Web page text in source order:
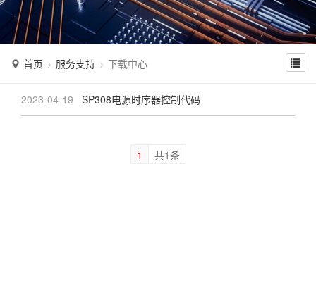
n
首页 服务支持 下载中心
2023-04-19 SP308电源时序器控制代码
1 共1条